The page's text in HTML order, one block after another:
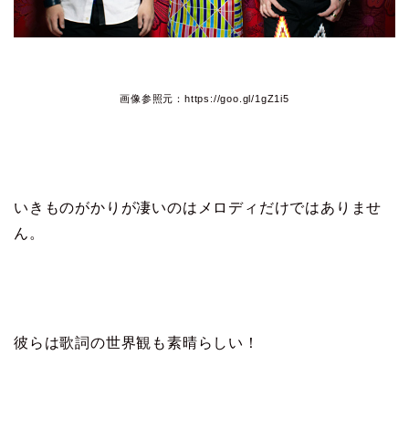
画像参照元：https://goo.gl/1gZ1i5
いきものがかりが凄いのはメロディだけではありませ
ん。
彼らは歌詞の世界観も素晴らしい！